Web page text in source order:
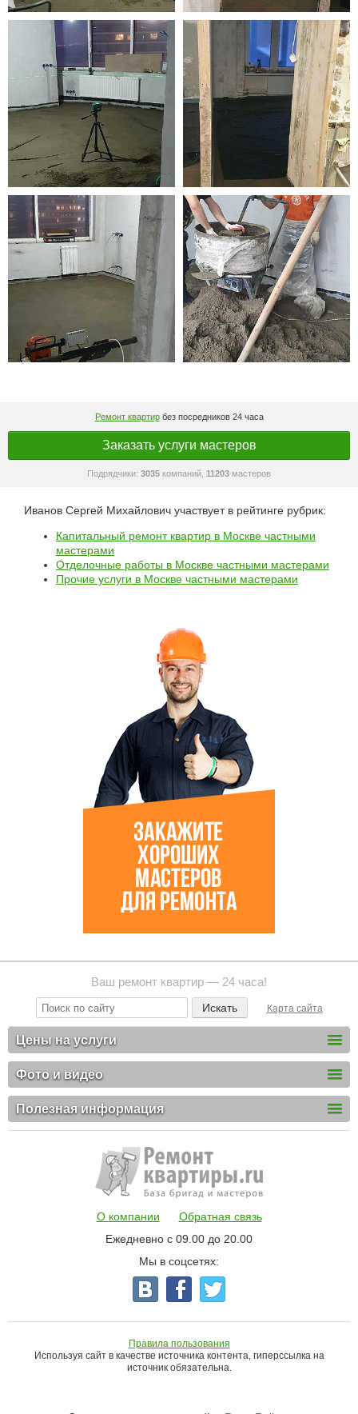
Ремонт квартирбез посредников 24 часа
Заказать услуги мастеров
Подрядчики: 3035 компаний, 11203 мастеров
Иванов Сергей Михайлович участвует в рейтинге рубрик:
Капитальный ремонт квартир в Москве частными
мастерами
Отделочные работы в Москве частными мастерами
Прочие услуги в Москве частными мастерами
Ваш ремонт квартир — 24 часа!
Карта сайта
Цены на услуги
Фото и видео
Полезная информация
О компании
Обратная связь
Ежедневно с 09.00 до 20.00
Мы в соцсетях:
Правила пользования
Используя сайт в качестве источника контента, гиперссылка на
источник обязательна.